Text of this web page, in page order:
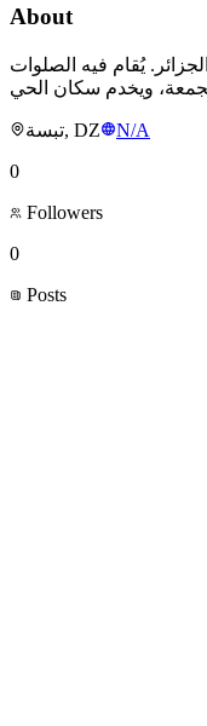
About
يُقام فيه الصلوات
تبسة, DZ
N/A
0
Followers
0
Posts